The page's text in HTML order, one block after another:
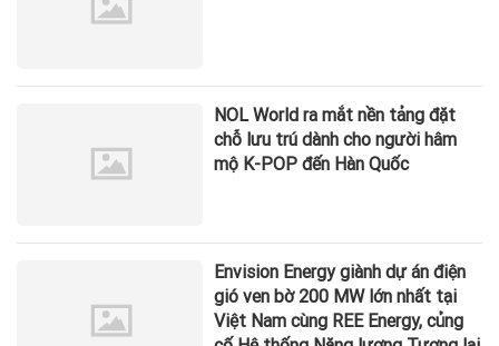
NOL World ra mắt nền tảng đặt
chỗ lưu trú dành cho người hâm
mộ K-POP đến Hàn Quốc
Envision Energy giành dự án điện
gió ven bờ 200 MW lớn nhất tại
Việt Nam cùng REE Energy, củng